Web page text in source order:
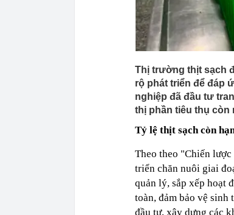
Thị trường thịt sạch
rộ phát triển để đáp
nghiệp đã đầu tư
thị phần tiêu thụ còn
Tỷ lệ thịt sạch còn
Theo theo "Chiến
triển chăn nuôi giai
quản lý, sắp xếp hoạt
toàn, đảm bảo vệ sinh
đầu tư, xây dựng các